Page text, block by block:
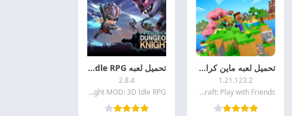
تحميل لعبه ماين كرافت مهكره 2026 Minecraft MOD + APK اخر اصدار للاندرويد
1.21.123.2
Minecraft: Play with Friends
تحميل لعبه Dungeon Knight MOD: 3D Idle RPG مهكرة 2026 اخر اصدار APK للاندرويد
2.8.4
Dungeon Knight MOD: 3D Idle RPG